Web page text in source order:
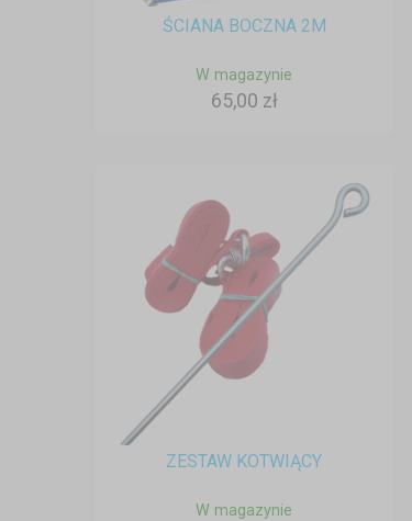
ŚCIANA BOCZNA 2M
W magazynie
65,00 zł
ZESTAW KOTWIĄCY
W magazynie